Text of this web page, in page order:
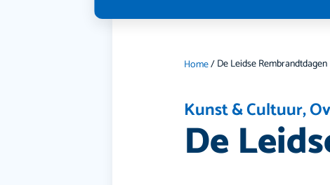
Home/De Leidse Rembrandtdagen
Kunst & Cultuur,
De